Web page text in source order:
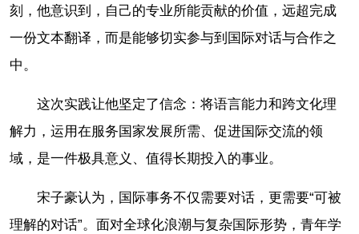
刻，他意识到，自己的专业所能贡献的价值，远超完成
一份文本翻译，而是能够切实参与到国际对话与合作之
中。
这次实践让他坚定了信念：将语言能力和跨文化理
解力，运用在服务国家发展所需、促进国际交流的领
域，是一件极具意义、值得长期投入的事业。
宋子豪认为，国际事务不仅需要对话，更需要“可被
理解的对话”。面对全球化浪潮与复杂国际形势，青年学